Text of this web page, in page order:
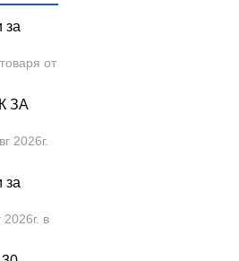
за
от
ЗА
2026г.
за
в